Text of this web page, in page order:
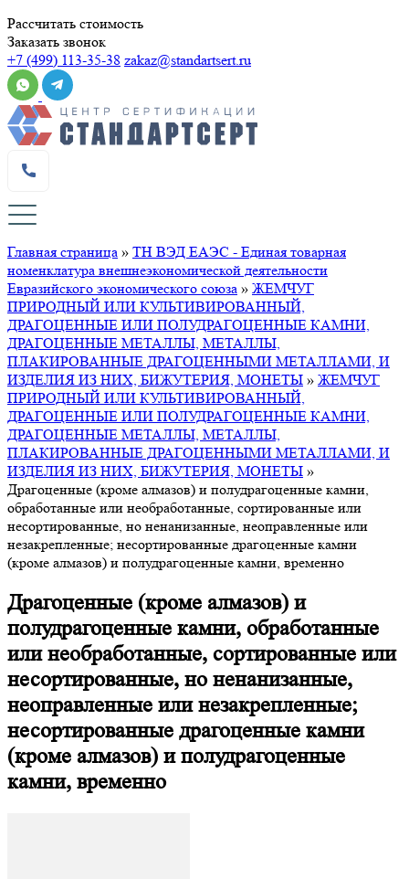
Рассчитать стоимость
Заказать звонок
+7 (499) 113-35-38 zakaz@standartsert.ru
Главная страница » ТН ВЭД ЕАЭС - Единая товарная
номенклатура внешнеэкономической деятельности
Евразийского экономического союза » ЖЕМЧУГ
ПРИРОДНЫЙ ИЛИ КУЛЬТИВИРОВАННЫЙ,
ДРАГОЦЕННЫЕ ИЛИ ПОЛУДРАГОЦЕННЫЕ КАМНИ,
ДРАГОЦЕННЫЕ МЕТАЛЛЫ, МЕТАЛЛЫ,
ПЛАКИРОВАННЫЕ ДРАГОЦЕННЫМИ МЕТАЛЛАМИ, И
ИЗДЕЛИЯ ИЗ НИХ, БИЖУТЕРИЯ, МОНЕТЫ » ЖЕМЧУГ
ПРИРОДНЫЙ ИЛИ КУЛЬТИВИРОВАННЫЙ,
ДРАГОЦЕННЫЕ ИЛИ ПОЛУДРАГОЦЕННЫЕ КАМНИ,
ДРАГОЦЕННЫЕ МЕТАЛЛЫ, МЕТАЛЛЫ,
ПЛАКИРОВАННЫЕ ДРАГОЦЕННЫМИ МЕТАЛЛАМИ, И
ИЗДЕЛИЯ ИЗ НИХ, БИЖУТЕРИЯ, МОНЕТЫ »
Драгоценные (кроме алмазов) и полудрагоценные камни,
обработанные или необработанные, сортированные или
несортированные, но ненанизанные, неоправленные или
незакрепленные; несортированные драгоценные камни
(кроме алмазов) и полудрагоценные камни, временно
Драгоценные (кроме алмазов) и
полудрагоценные камни, обработанные
или необработанные, сортированные или
несортированные, но ненанизанные,
неоправленные или незакрепленные;
несортированные драгоценные камни
(кроме алмазов) и полудрагоценные
камни, временно